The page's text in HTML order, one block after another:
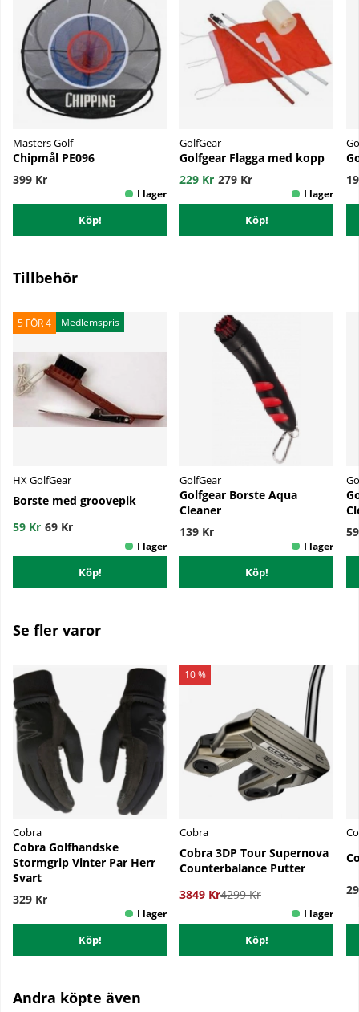
Masters Golf
Chipmål PE096
399 Kr
Köp!
GolfGear
Golfgear Flagga med kopp
229 Kr 279 Kr
Köp!
Tillbehör
5 FÖR 4 Medlemspris
HX GolfGear
Borste med groovepik
59 Kr 69 Kr
Köp!
GolfGear
Golfgear Borste Aqua
Cleaner
139 Kr
Köp!
Se fler varor
Cobra
Cobra Golfhandske
Stormgrip Vinter Par Herr
Svart
329 Kr
Köp!
10 %
Cobra
Cobra 3DP Tour Supernova
Counterbalance Putter
3849 Kr4299 Kr
Köp!
Andra köpte även